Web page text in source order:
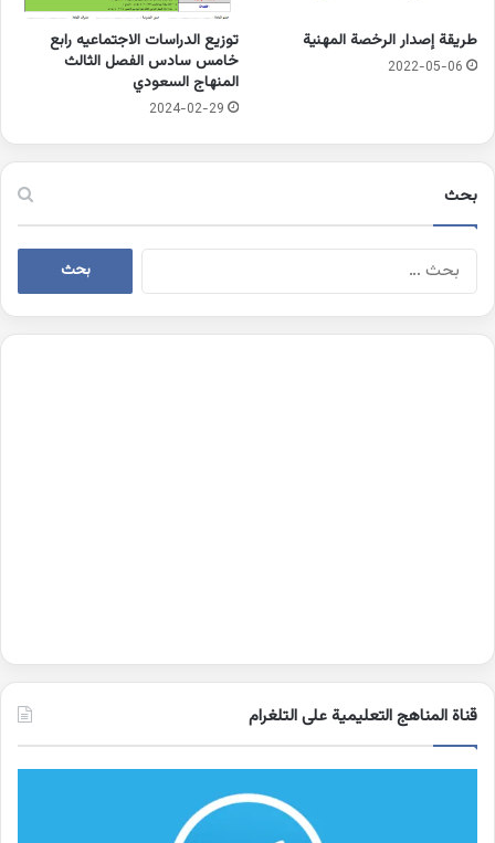
طريقة إصدار الرخصة المهنية
2022-05-06
توزيع الدراسات الاجتماعيه رابع
خامس سادس الفصل الثالث
المنهاج السعودي
2024-02-29
بحث
البحث
قناة المناهج التعليمية على التلغرام